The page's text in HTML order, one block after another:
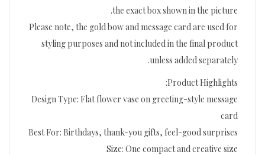
the exact box shown in the picture.
Please note, the gold bow and message card are used for
styling purposes and not included in the final product
unless added separately.
Product Highlights:
Design Type: Flat flower vase on greeting-style message
card
Best For: Birthdays, thank-you gifts, feel-good surprises
Size: One compact and creative size